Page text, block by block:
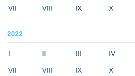
VII VIII IX X
2022
I II III IV
VII VIII IX X